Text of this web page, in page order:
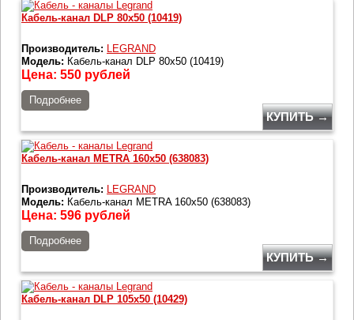
Кабель-канал DLP 80x50 (10419)
Производитель: LEGRAND
Модель: Кабель-канал DLP 80x50 (10419)
Цена: 550 рублей
Подробнее
КУПИТЬ →
Кабель-канал METRA 160x50 (638083)
Производитель: LEGRAND
Модель: Кабель-канал METRA 160x50 (638083)
Цена: 596 рублей
Подробнее
КУПИТЬ →
Кабель-канал DLP 105x50 (10429)